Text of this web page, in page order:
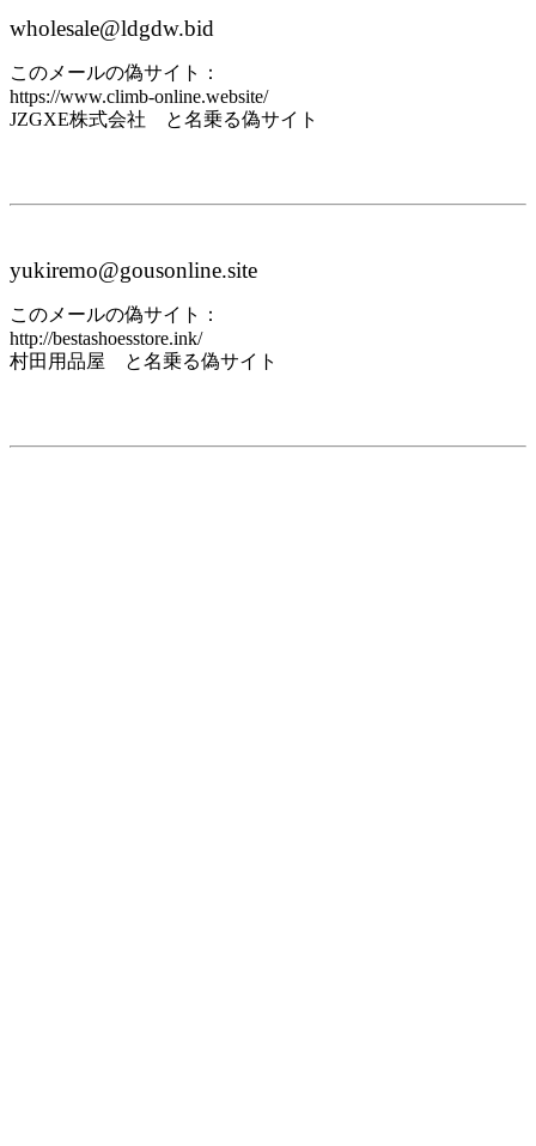
wholesale@ldgdw.bid
このメールの偽サイト：
https://www.climb-online.website/
JZGXE株式会社 と名乗る偽サイト
yukiremo@gousonline.site
このメールの偽サイト：
http://bestashoesstore.ink/
村田用品屋 と名乗る偽サイト